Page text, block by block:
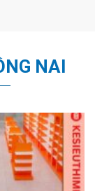
NAI